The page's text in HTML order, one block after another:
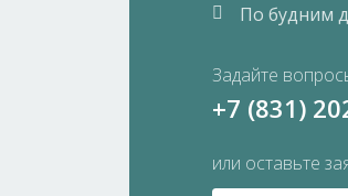
По будним
Задайте
+7 (831)
или оставьте